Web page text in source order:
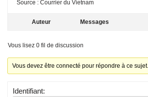
Source : Courrier du Vietnam
Auteur Messages
Vous lisez 0 fil de discussion
Vous devez être connecté pour répondre à ce sujet.
Identifiant: